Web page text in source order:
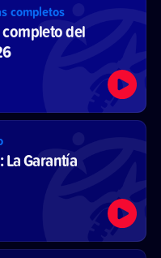
completos
del
La Garantía